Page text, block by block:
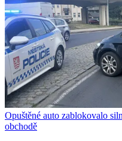
Opuštěné auto zablokovalo
obchodě